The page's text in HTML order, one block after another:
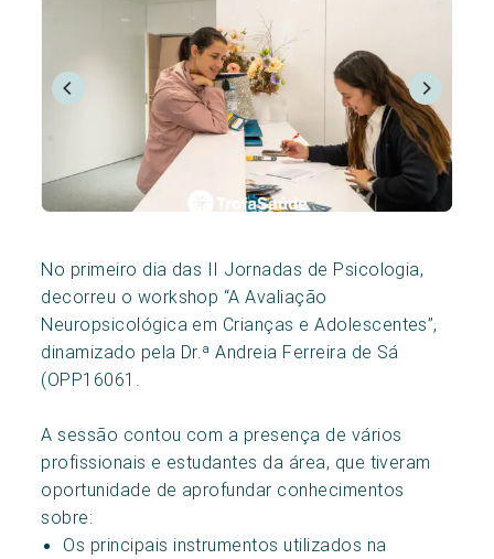
No primeiro dia das II Jornadas de Psicologia,
decorreu o workshop “A Avaliação
Neuropsicológica em Crianças e Adolescentes”,
dinamizado pela Dr.ª Andreia Ferreira de Sá
(OPP16061.
A sessão contou com a presença de vários
profissionais e estudantes da área, que tiveram
oportunidade de aprofundar conhecimentos
sobre:
Os principais instrumentos utilizados na